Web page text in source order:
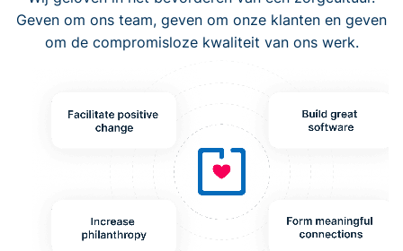
Geven om ons team, geven om onze klanten en geven
om de compromisloze kwaliteit van ons werk.